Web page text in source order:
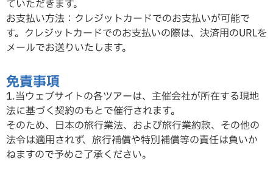
ていただきます。
お支払い方法：クレジットカードでのお支払いが可能で
す。クレジットカードでのお支払いの際は、決済用のURLを
メールでお送りいたします。
免責事項
1.当ウェブサイトの各ツアーは、主催会社が所在する現地
法に基づく契約のもとで催行されます。
そのため、日本の旅行業法、および旅行業約款、その他の
法令は適用されず、旅行補償や特別補償等の責任は負いか
ねますので予めご了承ください。